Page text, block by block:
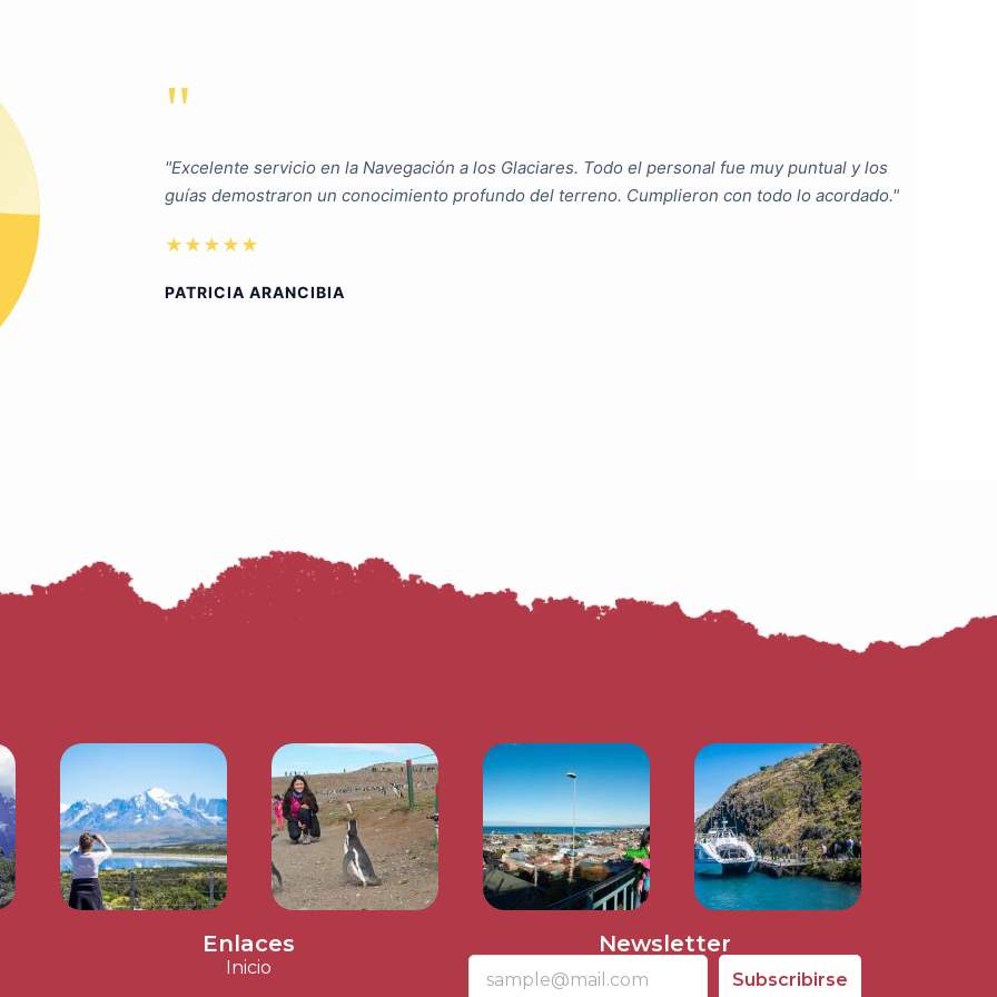
Torres
habituales
"
"Excelente servicio en la Navegación a los Glaciares. Todo el personal fue muy puntual y los
guías demostraron un conocimiento profundo del terreno. Cumplieron con todo lo acordado."
★★★★★
PATRICIA ARANCIBIA
Enlaces
Inicio
Newsletter
Subscribirse